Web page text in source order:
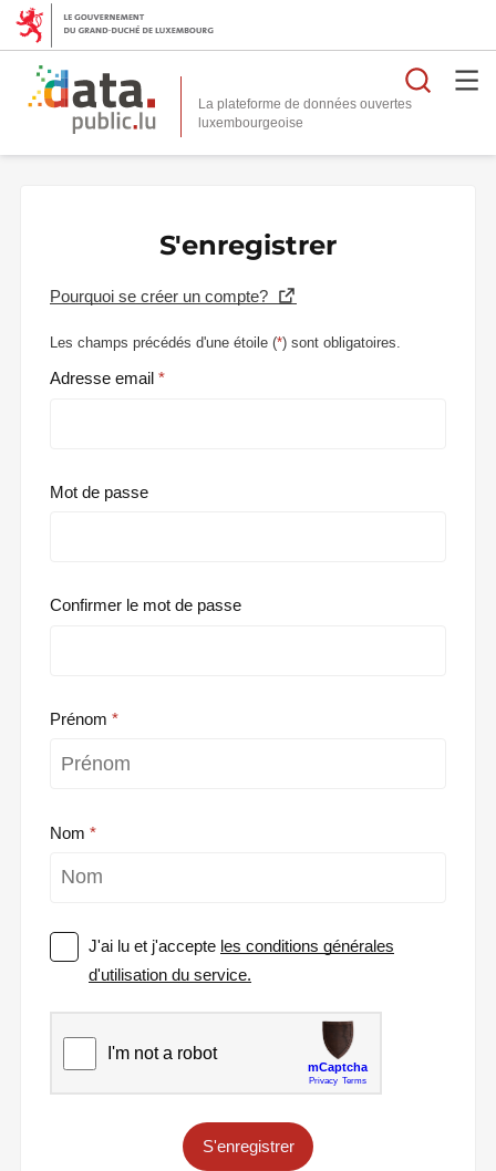
La plateforme de données ouvertes
S'enregistrer
Pourquoi se créer un compte?
Les champs précédés d'une étoile (*) sont obligatoires.
Adresse email
Mot de passe
Confirmer le mot de passe
Prénom
Nom
J'ai lu et j'accepte les conditions générales
d'utilisation du service.
S'enregistrer